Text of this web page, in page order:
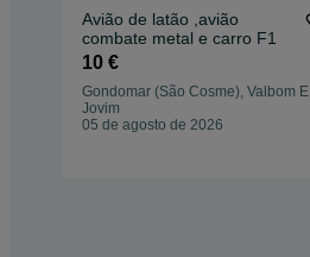
Avião de latão ,avião
combate metal e carro F1
10 €
Gondomar (São Cosme), Valbom E
Jovim
05 de agosto de 2026